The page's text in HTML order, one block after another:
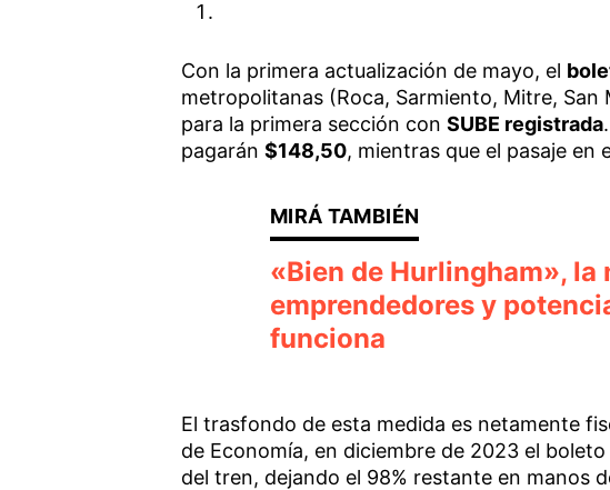
Con la primera actualización de mayo, el
metropolitanas (Roca, Sarmiento, Mitre,
para la primera sección con SUBE registrada
pagarán $148,50, mientras que el pasaje en
«Bien de Hurlingham», la
emprendedores y
funciona
El trasfondo de esta medida es netamente
de Economía, en diciembre de 2023 el
del tren, dejando el 98% restante en manos